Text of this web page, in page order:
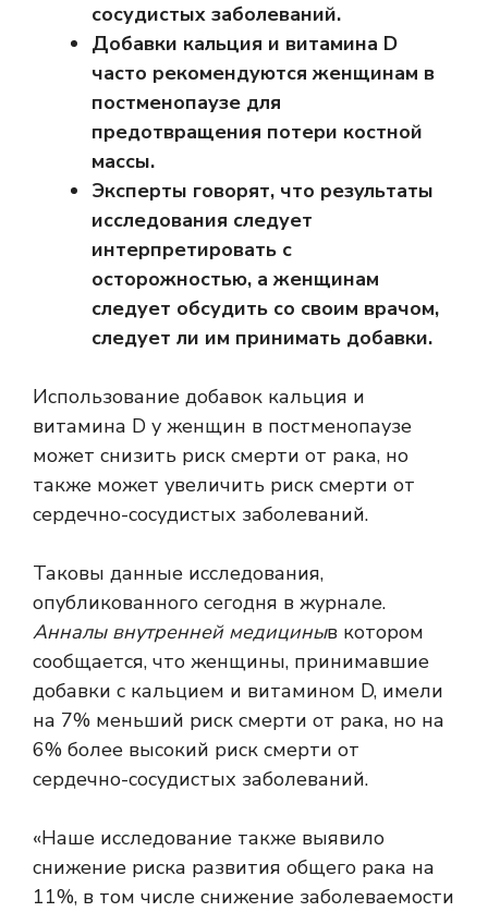
сосудистых заболеваний.
Добавки кальция и витамина D
часто рекомендуются женщинам в
постменопаузе для
предотвращения потери костной
массы.
Эксперты говорят, что результаты
исследования следует
интерпретировать с
осторожностью, а женщинам
следует обсудить со своим врачом,
следует ли им принимать добавки.
Использование добавок кальция и
витамина D у женщин в постменопаузе
может снизить риск смерти от рака, но
также может увеличить риск смерти от
сердечно-сосудистых заболеваний.
Таковы данные исследования,
опубликованного сегодня в журнале.
Анналы внутренней медициныв котором
сообщается, что женщины, принимавшие
добавки с кальцием и витамином D, имели
на 7% меньший риск смерти от рака, но на
6% более высокий риск смерти от
сердечно-сосудистых заболеваний.
«Наше исследование также выявило
снижение риска развития общего рака на
11%, в том числе снижение заболеваемости